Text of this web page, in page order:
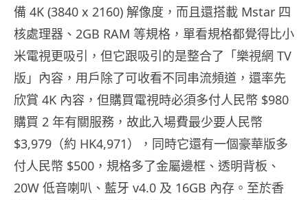
備 4K (3840 x 2160) 解像度，而且還搭載 Mstar 四
核處理器、2GB RAM 等規格，單看規格都覺得比小
米電視更吸引，但它跟吸引的是整合了「樂視網 TV
版」內容，用戶除了可收看不同串流頻道，還率先
欣賞 4K 內容，但購買電視時必須多付人民幣 $980
購買 2 年有關服務，故此入場費最少要人民幣
$3,979（約 HK4,971），同時它還有一個豪華版多
付人民幣 $500，規格多了金屬邊框、透明背板、
20W 低音喇叭、藍牙 v4.0 及 16GB 內存。至於香